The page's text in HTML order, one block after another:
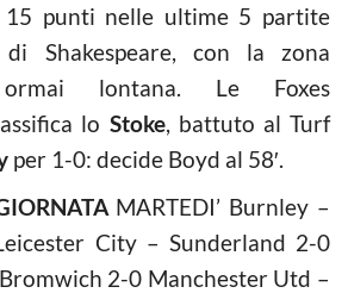
punti nelle ultime 5 partite
Shakespeare, con la zona
ormai lontana. Le Foxes
lo Stoke, battuto al Turf
per 1-0: decide Boyd al 58′.
MARTEDI’ Burnley –
City – Sunderland 2-0
2-0 Manchester Utd –